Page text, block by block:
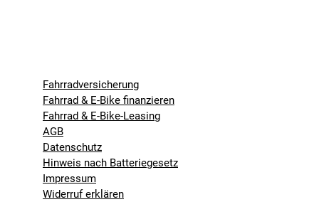
Fahrradversicherung
Fahrrad & E-Bike finanzieren
Fahrrad & E-Bike-Leasing
AGB
Datenschutz
Hinweis nach Batteriegesetz
Impressum
Widerruf erklären